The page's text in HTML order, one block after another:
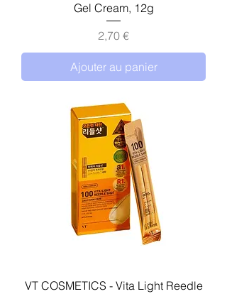
Gel Cream, 12g
Prix
2,70 €
Ajouter au panier
VT COSMETICS - Vita Light Reedle